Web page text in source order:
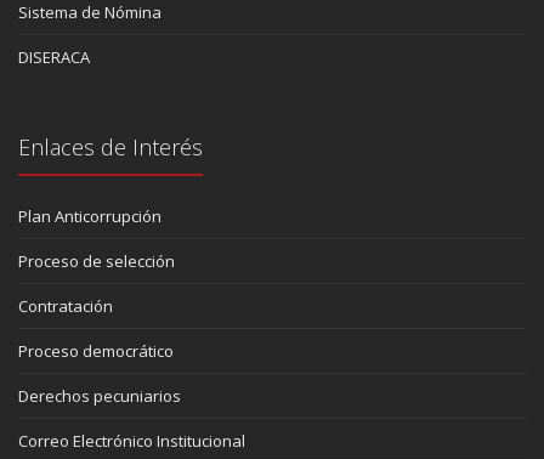
Sistema de Nómina
DISERACA
Enlaces de Interés
Plan Anticorrupción
Proceso de selección
Contratación
Proceso democrático
Derechos pecuniarios
Correo Electrónico Institucional